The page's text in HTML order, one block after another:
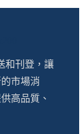
和刊登，讓
市場消
高品質、